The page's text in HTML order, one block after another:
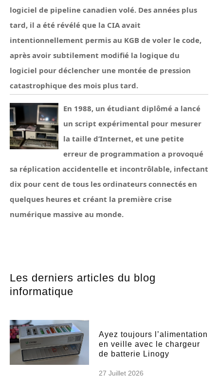
logiciel de pipeline canadien volé. Des années plus
tard, il a été révélé que la CIA avait
intentionnellement permis au KGB de voler le code,
après avoir subtilement modifié la logique du
logiciel pour déclencher une montée de pression
catastrophique des mois plus tard.
En 1988, un étudiant diplômé a lancé
un script expérimental pour mesurer
la taille d’Internet, et une petite
erreur de programmation a provoqué
sa réplication accidentelle et incontrôlable, infectant
dix pour cent de tous les ordinateurs connectés en
quelques heures et créant la première crise
numérique massive au monde.
Les derniers articles du blog
informatique
Ayez toujours l’alimentation
en veille avec le chargeur
de batterie Linogy
27 Juillet 2026